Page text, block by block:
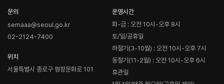
문의
semaaa@seoul.go.kr
02-2124-7400
위치
서울특별시 종로구 평창문화로 101
운영시간
화-금 : 오전 10시-오후 8시
토/일/공휴일
하절기(3-10월) : 오전 10시-오후 7시
동절기(11-2월) : 오전 10시-오후 6시
휴관일